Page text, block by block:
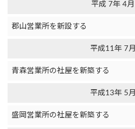
平成 7年 4月
郡山営業所を新設する
平成11年 7月
青森営業所の社屋を新築する
平成13年 5月
盛岡営業所の社屋を新築する